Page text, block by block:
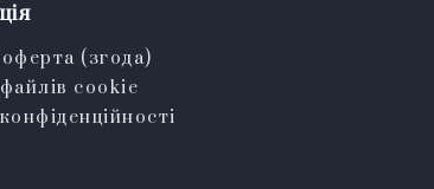
(згода)
cookie